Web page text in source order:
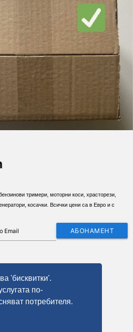
'бисквитки'.
по-
потребителя.
тримери, моторни коси, храсторези,
косачки. Всички цени са в Евро и с
АБОНАМЕНТ